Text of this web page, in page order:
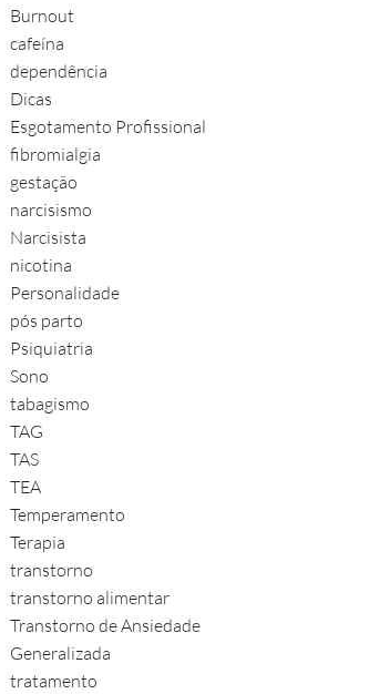
Burnout
cafeína
dependência
Dicas
Esgotamento Profissional
fibromialgia
gestação
narcisismo
Narcisista
nicotina
Personalidade
pós parto
Psiquiatria
Sono
tabagismo
TAG
TAS
TEA
Temperamento
Terapia
transtorno
transtorno alimentar
Transtorno de Ansiedade
Generalizada
tratamento